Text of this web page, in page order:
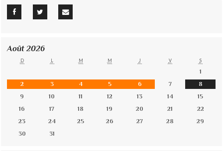
Août 2026
D L M M J V S
1
2
3 4 5 6 7
8
9
10 11 12 13 14
15
16
17 18 19 20 21
22
23
24 25 26 27 28
29
30
31